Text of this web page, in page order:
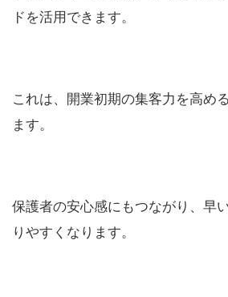
ドを活用できます。
これは、開業初期の集客力を高め
ます。
保護者の安心感にもつながり、早
りやすくなります。